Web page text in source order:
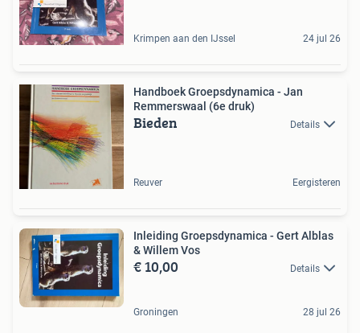
Krimpen aan den IJssel 24 jul 26
Handboek Groepsdynamica - Jan
Remmerswaal (6e druk)
Bieden Details
Reuver Eergisteren
Inleiding Groepsdynamica - Gert Alblas
& Willem Vos
€ 10,00 Details
Groningen 28 jul 26